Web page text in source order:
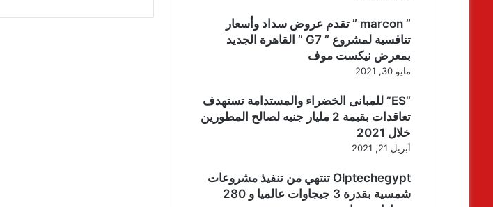
” marcon ” تقدم عروض سداد وأسعار
تنافسية لمشروع ” G7 ” القاهرة الجديد
بمعرض نيكست موف
مايو 30, 2021
“ES” للمبانى الخضراء والمستدامة تستهدف
تعاقدات بقيمة 2 مليار جنيه لصالح المطورين
خلال 2021
أبريل 21, 2021
Olptechegypt تنتهي من تنفيذ مشروعات
شمسية بقدرة 3 جيجاوات عالميا و 280